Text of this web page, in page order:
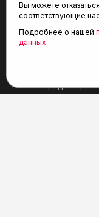
СМИ Агентство
зарегистрировано
в сфере связи,
коммуникаций
Главный редактор:
При использовании
Вы можете
соответствующие
Подробнее о нашей
данных.